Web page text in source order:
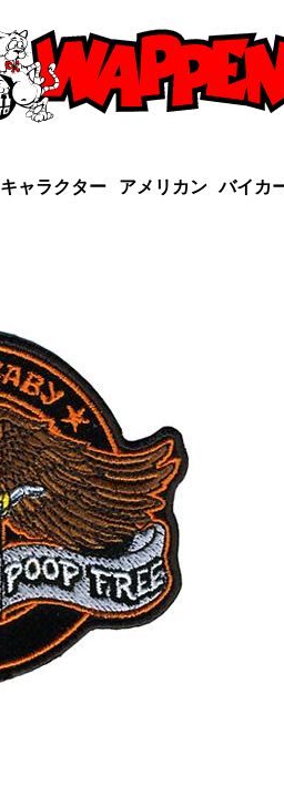
キャラクター アメリカン バイカ